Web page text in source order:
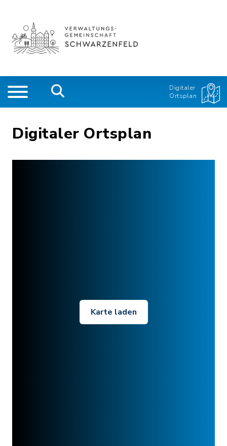
Digitaler
Ortsplan
Digitaler Ortsplan
Karte laden